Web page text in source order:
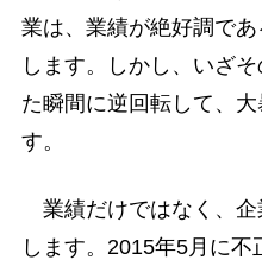
業は、業績が絶好調で
します。しかし、いざ
た瞬間に逆回転して、
す。
業績だけではなく、企
します。2015年5月に